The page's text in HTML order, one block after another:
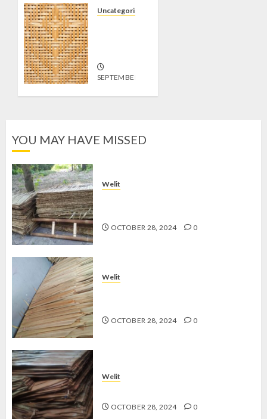
Uncategorized
SEPTEMBER
0
YOU MAY HAVE MISSED
Welit
OCTOBER 28, 2024 0
Welit
OCTOBER 28, 2024 0
Welit
OCTOBER 28, 2024 0